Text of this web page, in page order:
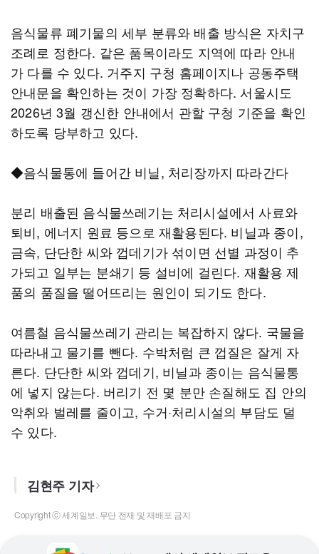
음식물류 폐기물의 세부 분류와 배출 방식은 자치구
조례로 정한다. 같은 품목이라도 지역에 따라 안내
가 다를 수 있다. 거주지 구청 홈페이지나 공동주택
안내문을 확인하는 것이 가장 정확하다. 서울시도
2026년 3월 갱신한 안내에서 관할 구청 기준을 확인
하도록 당부하고 있다.
◆음식물통에 들어간 비닐, 처리장까지 따라간다
분리 배출된 음식물쓰레기는 처리시설에서 사료와
퇴비, 에너지 원료 등으로 재활용된다. 비닐과 종이,
금속, 단단한 씨와 껍데기가 섞이면 선별 과정이 추
가되고 일부는 분쇄기 등 설비에 걸린다. 재활용 제
품의 품질을 떨어뜨리는 원인이 되기도 한다.
여름철 음식물쓰레기 관리는 복잡하지 않다. 국물을
따라내고 물기를 뺀다. 수박처럼 큰 껍질은 잘게 자
른다. 단단한 씨와 껍데기, 비닐과 종이는 음식물통
에 넣지 않는다. 버리기 전 몇 분만 손질해도 집 안의
악취와 벌레를 줄이고, 수거·처리시설의 부담도 덜
수 있다.
김현주 기자
Copyright ⓒ 세계일보. 무단 전재 및 재배포 금지